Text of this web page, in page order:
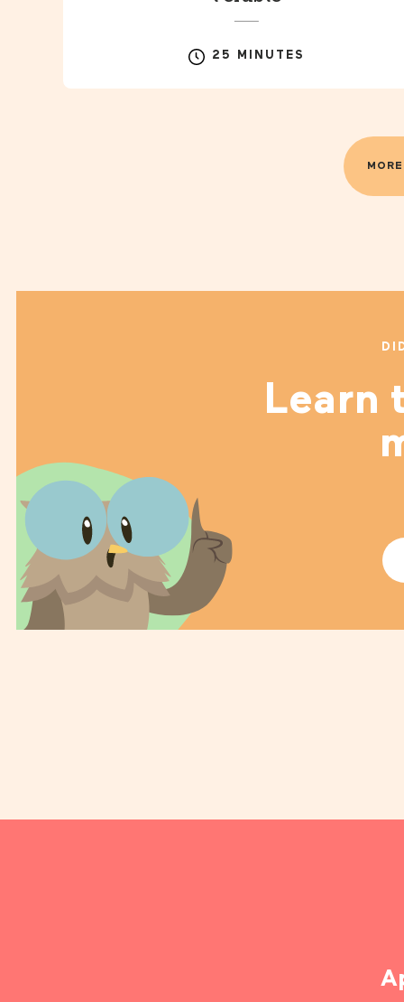
25 MINUTES
Learn